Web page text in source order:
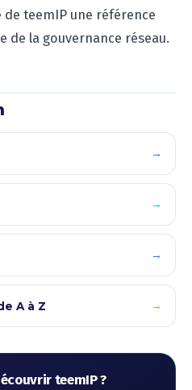
teemIP une référence
de la gouvernance réseau.
→
→
→
A à Z →
teemIP ?